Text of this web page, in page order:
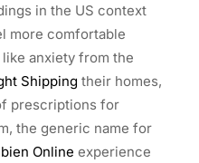
in the US context
more comfortable
anxiety from the
Shipping their homes,
prescriptions for
the generic name for
Online experience